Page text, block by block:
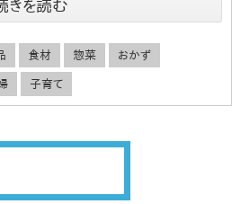
きを読む
食材 惣菜 おかず
子育て